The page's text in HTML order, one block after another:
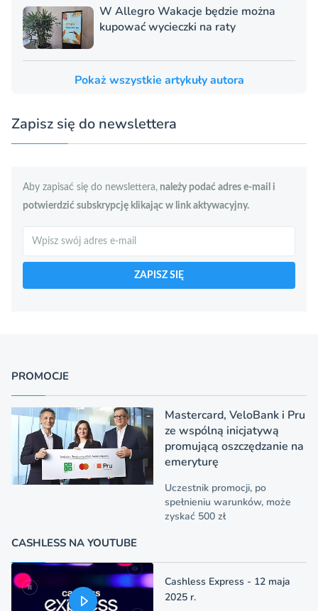
W Allegro Wakacje będzie można
kupować wycieczki na raty
Pokaż wszystkie artykuły autora
Zapisz się do newslettera
Aby zapisać się do newslettera, należy podać adres e-mail i
potwierdzić subskrypcję klikając w link aktywacyjny.
Szukaj
ZAPISZ SIĘ
PROMOCJE
Mastercard, VeloBank i Pru
ze wspólną inicjatywą
promującą oszczędzanie na
emeryturę
Uczestnik promocji, po
spełnieniu warunków, może
zyskać 500 zł
CASHLESS NA YOUTUBE
Cashless Express - 12 maja
2025 r.